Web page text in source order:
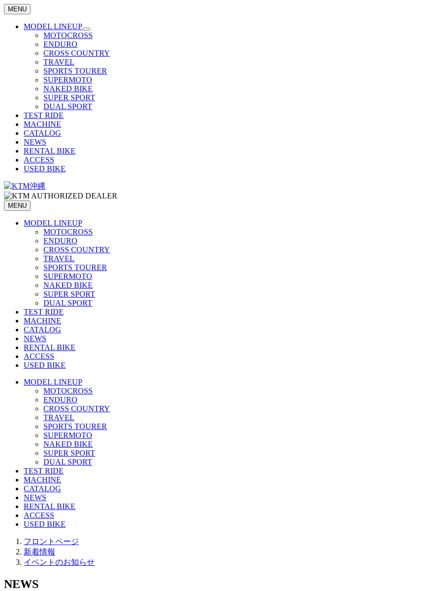
MENU
MODEL LINEUP
MOTOCROSS
ENDURO
CROSS COUNTRY
TRAVEL
SPORTS TOURER
SUPERMOTO
NAKED BIKE
SUPER SPORT
DUAL SPORT
TEST RIDE
MACHINE
CATALOG
NEWS
RENTAL BIKE
ACCESS
USED BIKE
MENU
MODEL LINEUP
MOTOCROSS
ENDURO
CROSS COUNTRY
TRAVEL
SPORTS TOURER
SUPERMOTO
NAKED BIKE
SUPER SPORT
DUAL SPORT
TEST RIDE
MACHINE
CATALOG
NEWS
RENTAL BIKE
ACCESS
USED BIKE
MODEL LINEUP
MOTOCROSS
ENDURO
CROSS COUNTRY
TRAVEL
SPORTS TOURER
SUPERMOTO
NAKED BIKE
SUPER SPORT
DUAL SPORT
TEST RIDE
MACHINE
CATALOG
NEWS
RENTAL BIKE
ACCESS
USED BIKE
フロントページ
新着情報
イベントのお知らせ
NEWS